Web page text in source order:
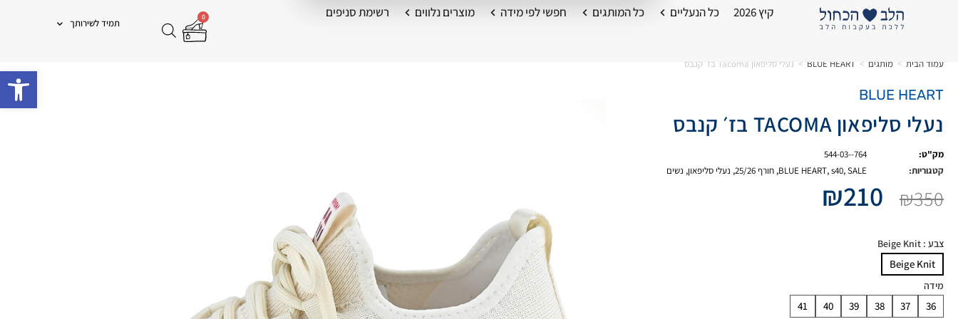
קיץ 2026 כל הנעליים כל המותגים חפשי לפי מידה מוצרים נלווים רשימת סניפים 0
תמיד לשירותך
עמוד הבית > מותגים >
BLUE HEART
> נעלי סליפאון Tacoma בז׳ קנבס
BLUE HEART
נעלי סליפאון TACOMA בז׳ קנבס
מק"ט:
544-03--764
קטגוריות:
BLUE HEART,s40,SALE
, חורף 25/26 , נעלי סליפאון, נשים
₪350
₪210
צבע : Beige Knit
Beige Knit
מידה
36
37
38
39
40
41